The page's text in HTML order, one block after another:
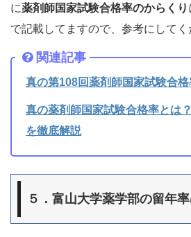
に薬剤師国家試験合格率のからくり
で記載してますので、参考にしてく
関連記事
真の第108回薬剤師国家試験合
真の薬剤師国家試験合格率とは
を徹底解説
５．富山大学薬学部の留年